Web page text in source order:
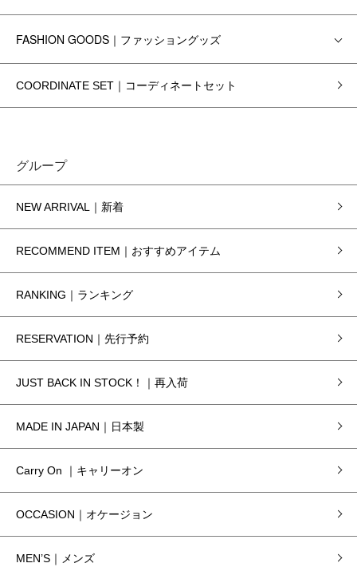
FASHION GOODS｜ファッショングッズ
COORDINATE SET｜コーディネートセット
グループ
NEW ARRIVAL｜新着
RECOMMEND ITEM｜おすすめアイテム
RANKING｜ランキング
RESERVATION｜先行予約
JUST BACK IN STOCK！｜再入荷
MADE IN JAPAN｜日本製
Carry On ｜キャリーオン
OCCASION｜オケージョン
MEN’S｜メンズ